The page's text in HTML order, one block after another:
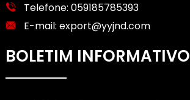
Telefone: 059185785393
E-mail: export@yyjnd.com
BOLETIM INFORMATIVO